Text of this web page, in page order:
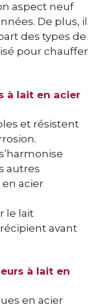
aspect neuf
De plus, il
des types de
pour chauffer
à lait en acier
et résistent
autres
acier
le lait
avant
à lait en
en acier